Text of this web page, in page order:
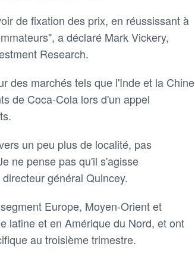
de fixation des prix, en réussissant à
a déclaré Mark Vickery,
Research.
des marchés tels que l'Inde et la Chine
de Coca-Cola lors d'un appel
un peu plus de localité, pas
ne pense pas qu'il s'agisse
général Quincey.
Europe, Moyen-Orient et
latine et en Amérique du Nord, et ont
au troisième trimestre.